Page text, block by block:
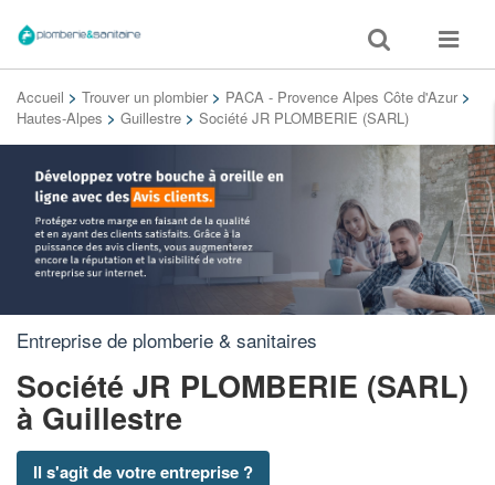
Toggle
search
Toggle
Accueil > Trouver un plombier > PACA - Provence Alpes Côte d'Azur >
Hautes-Alpes > Guillestre > Société JR PLOMBERIE (SARL)
Entreprise de plomberie & sanitaires
Société JR PLOMBERIE (SARL)
à Guillestre
Il s'agit de votre entreprise ?